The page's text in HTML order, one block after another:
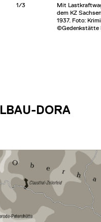
1/3
Mit
dem KZ
1937. Foto:
©Gedenkstätte
DORA